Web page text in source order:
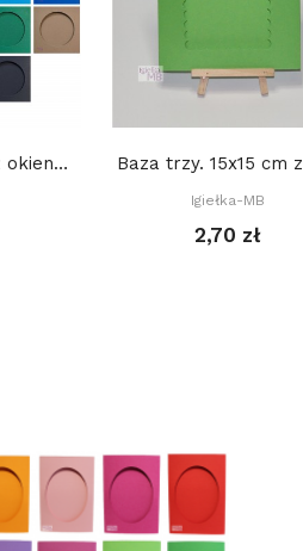
Baza 15 x 15 cm z okienkiem KOŁO 11 cm,...
Igiełka-MB
2,70 zł